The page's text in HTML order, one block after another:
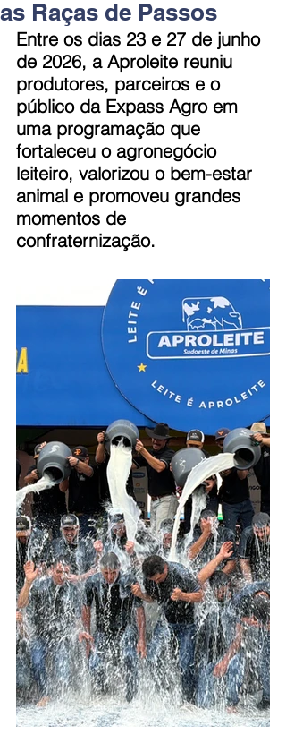
as Raças de Passos
Entre os dias 23 e 27 de junho
de 2026, a Aproleite reuniu
produtores, parceiros e o
público da Expass Agro em
uma programação que
fortaleceu o agronegócio
leiteiro, valorizou o bem-estar
animal e promoveu grandes
momentos de
confraternização.